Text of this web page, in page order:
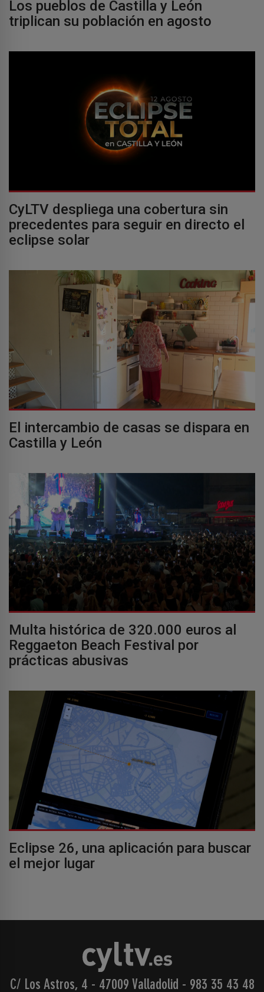
Los pueblos de Castilla y León
triplican su población en agosto
CyLTV despliega una cobertura sin
precedentes para seguir en directo el
eclipse solar
El intercambio de casas se dispara en
Castilla y León
Multa histórica de 320.000 euros al
Reggaeton Beach Festival por
prácticas abusivas
Eclipse 26, una aplicación para buscar
el mejor lugar
C/ Los Astros, 4 - 47009 Valladolid - 983 35 43 48